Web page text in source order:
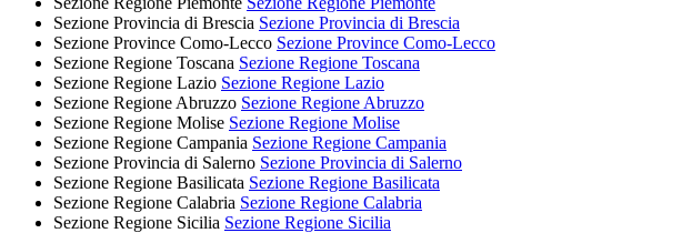
Sezione Provincia di Brescia Sezione Provincia di Brescia
Sezione Province Como-Lecco Sezione Province Como-Lecco
Sezione Regione Toscana Sezione Regione Toscana
Sezione Regione Lazio Sezione Regione Lazio
Sezione Regione Abruzzo Sezione Regione Abruzzo
Sezione Regione Molise Sezione Regione Molise
Sezione Regione Campania Sezione Regione Campania
Sezione Provincia di Salerno Sezione Provincia di Salerno
Sezione Regione Basilicata Sezione Regione Basilicata
Sezione Regione Calabria Sezione Regione Calabria
Sezione Regione Sicilia Sezione Regione Sicilia